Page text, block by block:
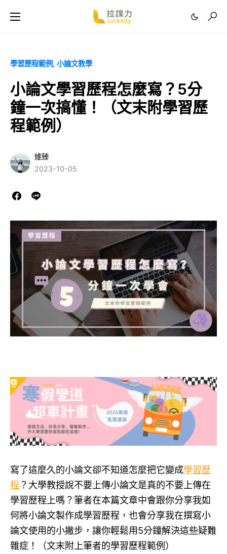
學習歷程範例 小論文教學
小論文學習歷程怎麼寫？5分
鐘一次搞懂！（文末附學習歷
程範例）
維臻
2023-10-05
寫了這麼久的小論文卻不知道怎麼把它變成學習歷
程 ？大學教授說不要上傳小論文是真的不要上傳在
學習歷程上嗎？筆者在本篇文章中會跟你分享我如
何將小論文製作成學習歷程，也會分享我在撰寫小
論文使用的小撇步，讓你輕鬆用5分鐘解決這些疑難
雜症！（文末附上筆者的學習歷程範例）